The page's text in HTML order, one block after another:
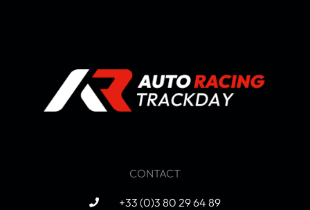
CONTACT
+33 (0)3 80 29 64 89